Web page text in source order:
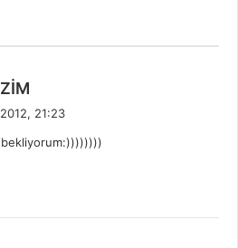
i
21:23
bekliyorum:))))))))